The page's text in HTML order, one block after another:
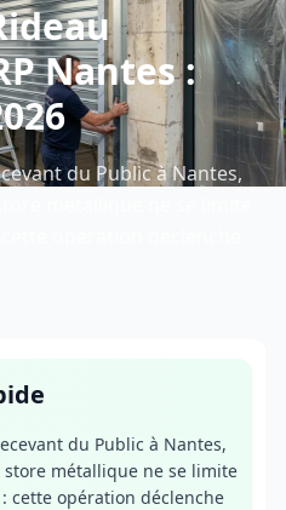
Nantes :
du Public à Nantes,
du Public à Nantes,
métallique ne se limite
cette opération déclenche